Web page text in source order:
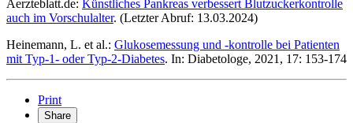
Aerzteblatt.de: Künstliches Pankreas verbessert Blutzuckerkontrolle
auch im Vorschulalter. (Letzter Abruf: 13.03.2024)
Heinemann, L. et al.: Glukosemessung und -kontrolle bei Patienten
mit Typ-1- oder Typ-2-Diabetes. In: Diabetologe, 2021, 17: 153-174
Print
Share